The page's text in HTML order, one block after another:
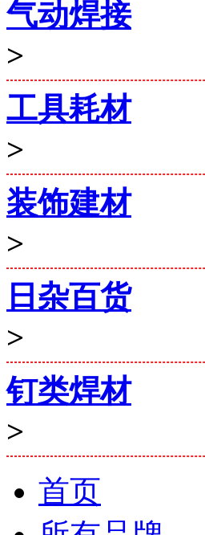
气动焊接
>
工具耗材
>
装饰建材
>
日杂百货
>
钉类焊材
>
首页